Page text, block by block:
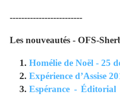
-------------------------
Les nouveautés - OFS-
Homélie de Noël - 25
Expérience d’Assise
Espérance - Éditorial